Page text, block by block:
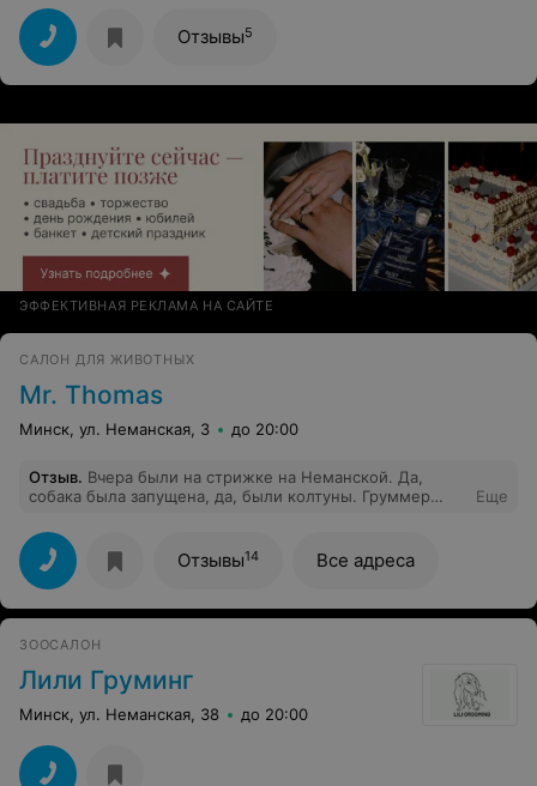
спасибо Вам! Хороших Вам клиентов!!!
Отзывы5
ЭФФЕКТИВНАЯ РЕКЛАМА НА САЙТЕ
САЛОН ДЛЯ ЖИВОТНЫХ
Mr. Thomas
Минск, ул. Неманская, 3 до 20:00
Отзыв. Вчера были на стрижке на Неманской. Да,
собака была запущена, да, были колтуны. Груммер
много времени. Я очень торопилась, оставила собаку
со словами" Делайте как считаете нужным, но шерсть
максимально сохраните". Забрала я наголо побритого
машинкой скотч-терьера. Наголо!! Теперь моя собака
похожа на несчастную голую крысу. За 48 руб я и сама
посещение данного салона-бутика...
Еще
Отзывы14 Все адреса
ЗООСАЛОН
Лили Груминг
Минск, ул. Неманская, 38 до 20:00